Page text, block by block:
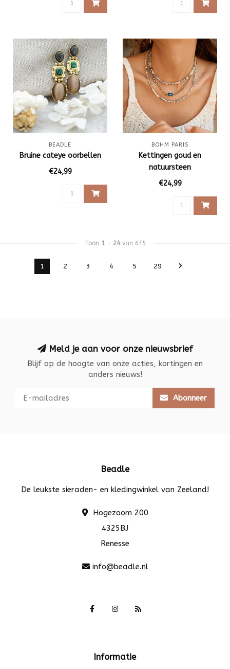
BEADLE
Bruine cateye oorbellen
€24,99
BOHM PARIS
Kettingen goud en
natuursteen
€24,99
Toon 1- 24van 675
1 2 3 4 5 29
Meld je aan voor onze nieuwsbrief
Blijf op de hoogte van onze acties, kortingen en
anders nieuws!
Abonneer
Beadle
De leukste sieraden- en kledingwinkel van Zeeland!
Hogezoom 200
4325BJ
Renesse
info@beadle.nl
Informatie